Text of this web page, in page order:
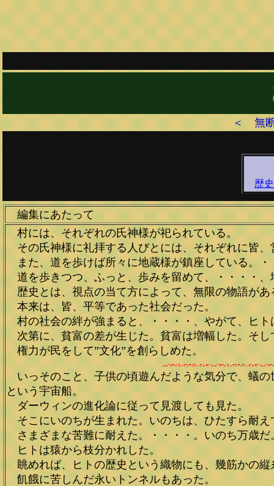
＜ 無
歴
編集にあたって
村には、それぞれの氏神様が祀られている。
その氏神様に礼拝する人びとには、それぞれに皆
また、道を歩けば所々に地蔵様が鎮座している。
道を歩きつつ、ふっと、歩みを留めて、・・・・
歴史とは、視点の当て方によって、無限の物語があ
本来は、皆、平等であった社会だった。
村の社会の絆が強まると、・・・・、やがて、ヒト
次第に、貧富の差が生じた。貧富は増幅した。そし
権力が民をして”文化”を創らしめた。
いっそのこと、子供の頃遊んだような気分で、蟻
という宇宙船。
ダーウィンの進化論に従って見渡しても見た。
そこにいのちが生まれた。いのちは、ひたすら耐
さまざまな苦難に耐えた。・・・・。いのち万歳だ
ヒトは猿から枝分かれした。
眺めれば、ヒトの歴史という織物にも、幾筋かの縦
飢餓に苦しんだ永いトンネルもあった。